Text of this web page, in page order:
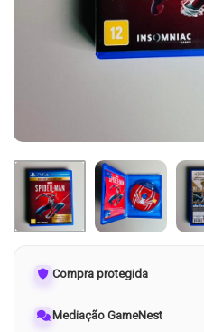
Compra protegida
Mediação GameNest